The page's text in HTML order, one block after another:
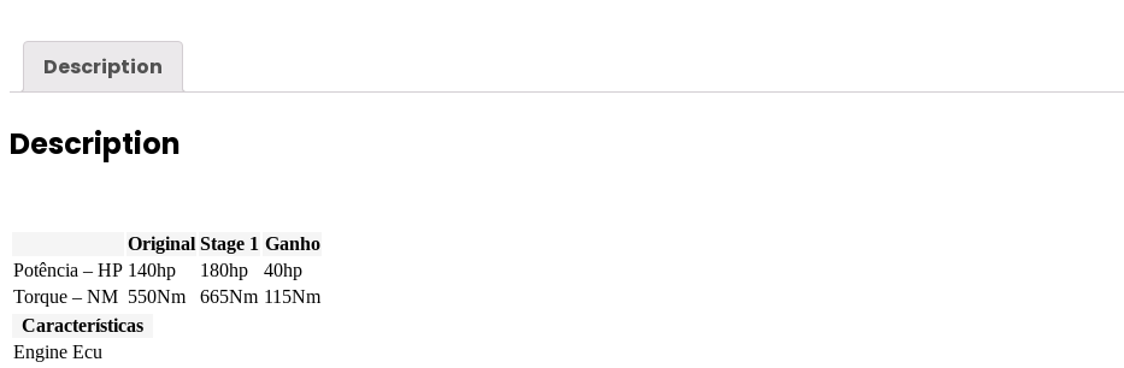
quantity
Description
Description
Original Stage 1 Ganho
Potência – HP 140hp 180hp
40hp
Torque – NM 550Nm 665Nm 115Nm
Características
Engine Ecu